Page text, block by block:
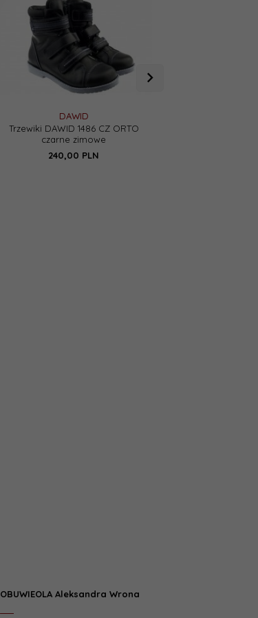
DAWID
Trzewiki DAWID 1486 CZ ORTO
czarne zimowe
240,00 PLN
OBUWIEOLA Aleksandra Wrona